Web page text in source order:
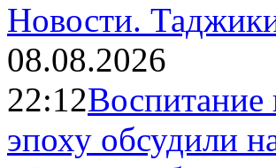
Новости.
08.08.2026
22:12
эпоху обсудили